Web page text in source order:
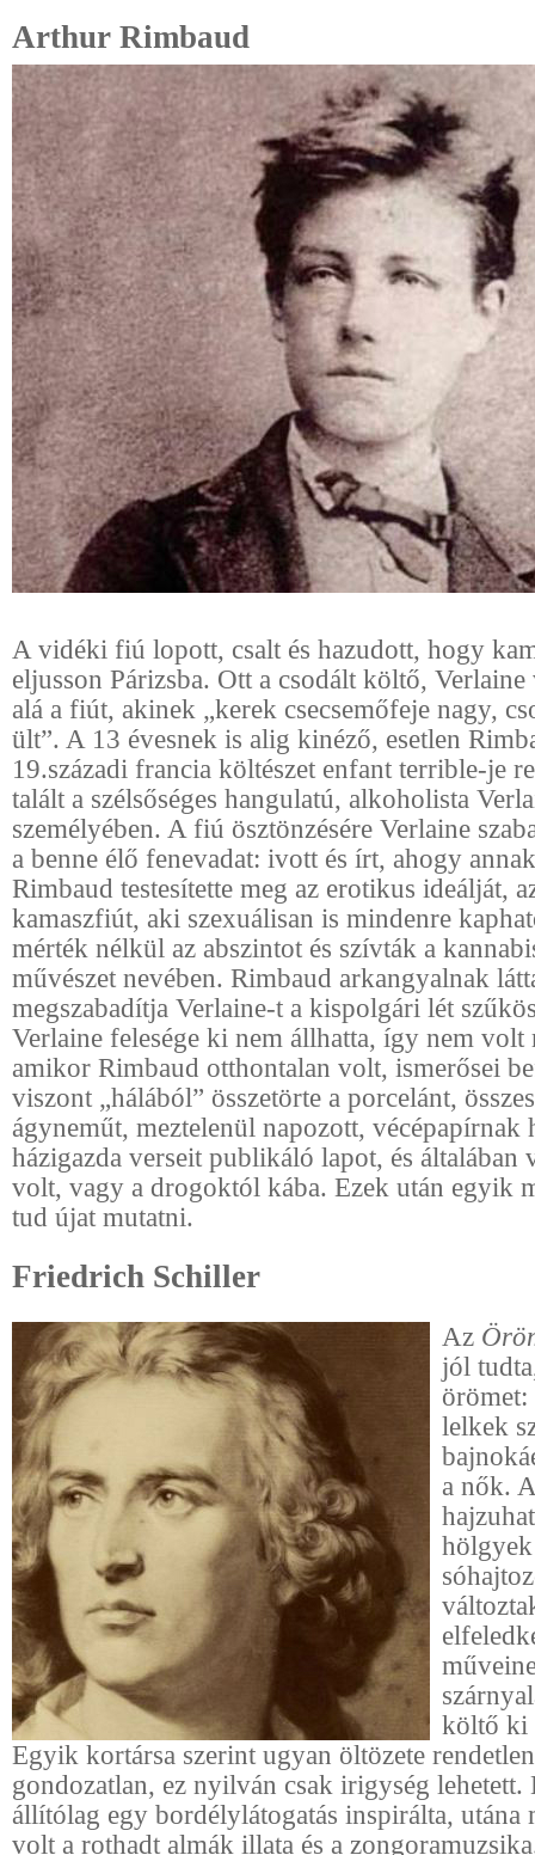
Arthur Rimbaud
A vidéki fiú lopott, csalt és hazudott, hogy
eljusson Párizsba. Ott a csodált költő, Verlaine
alá a fiút, akinek „kerek csecsemőfeje nagy,
ült”. A 13 évesnek is alig kinéző, esetlen
19.századi francia költészet enfant terrible-je
talált a szélsőséges hangulatú, alkoholista
személyében. A fiú ösztönzésére Verlaine
a benne élő fenevadat: ivott és írt, ahogy
Rimbaud testesítette meg az erotikus ideálját,
kamaszfiút, aki szexuálisan is mindenre
mérték nélkül az abszintot és szívták a
művészet nevében. Rimbaud arkangyalnak
megszabadítja Verlaine-t a kispolgári lét
Verlaine felesége ki nem állhatta, így nem volt
amikor Rimbaud otthontalan volt, ismerősei
viszont „hálából” összetörte a porcelánt,
ágyneműt, meztelenül napozott, vécépapírnak
házigazda verseit publikáló lapot, és általában
volt, vagy a drogoktól kába. Ezek után egyik
tud újat mutatni.
Friedrich Schiller
Az
jól
örömet:
lelkek
a nők.
költő ki
Egyik kortársa szerint ugyan öltözete
gondozatlan, ez nyilván csak irigység lehetett.
állítólag egy bordélylátogatás inspirálta, utána
volt a rothadt almák illata és a